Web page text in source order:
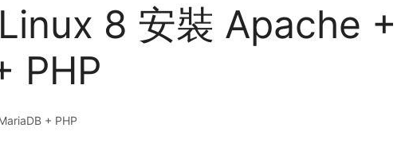
8 安裝 Apache +
PHP
+ PHP